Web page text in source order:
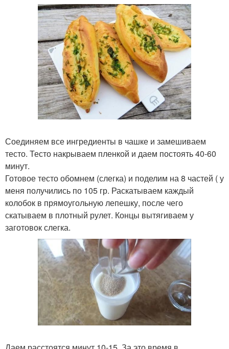
Соединяем все ингредиенты в чашке и замешиваем
тесто. Тесто накрываем пленкой и даем постоять 40-60
минут.
Готовое тесто обомнем (слегка) и поделим на 8 частей ( у
меня получились по 105 гр. Раскатываем каждый
колобок в прямоугольную лепешку, после чего
скатываем в плотный рулет. Концы вытягиваем у
заготовок слегка.